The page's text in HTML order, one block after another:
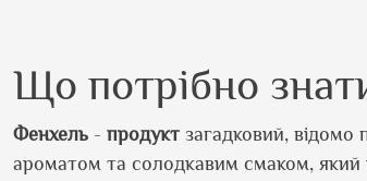
Що потрібно
Фенхель - продукт загадковий, відомо
ароматом та солодкавим смаком, який